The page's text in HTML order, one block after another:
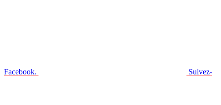
Facebook. Suivez-